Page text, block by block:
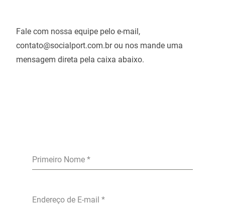
Fale com nossa equipe pelo e-mail,
contato@socialport.com.br ou nos mande uma
mensagem direta pela caixa abaixo.
Primeiro Nome *
Endereço de E-mail *